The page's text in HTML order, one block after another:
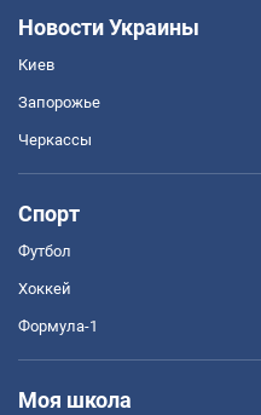
Новости Украины
Киев
Запорожье
Черкассы
Спорт
Футбол
Хоккей
Формула-1
Моя школа